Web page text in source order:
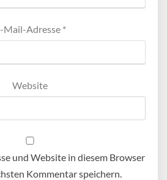
Mail-Adresse *
Website
und Website in diesem Browser
Kommentar speichern.